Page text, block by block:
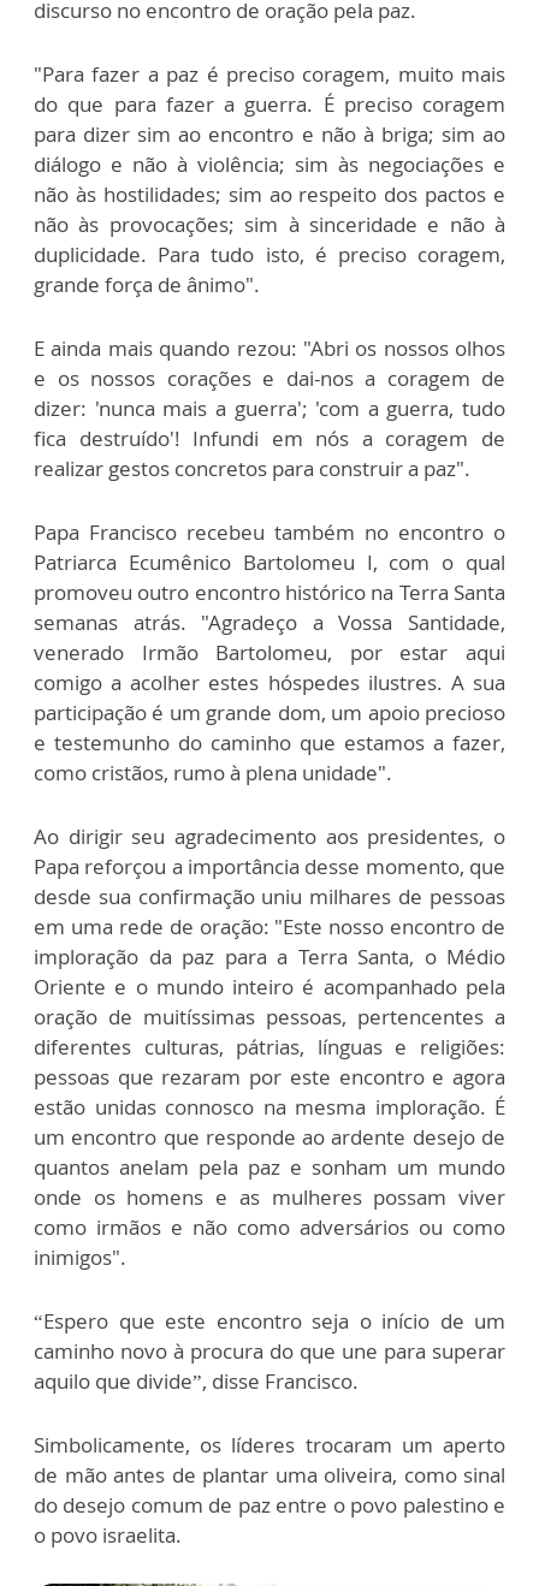
discurso no encontro de oração pela paz.
"Para fazer a paz é preciso coragem, muito mais
do que para fazer a guerra. É preciso coragem
para dizer sim ao encontro e não à briga; sim ao
diálogo e não à violência; sim às negociações e
não às hostilidades; sim ao respeito dos pactos e
não às provocações; sim à sinceridade e não à
duplicidade. Para tudo isto, é preciso coragem,
grande força de ânimo".
E ainda mais quando rezou: "Abri os nossos olhos
e os nossos corações e dai-nos a coragem de
dizer: 'nunca mais a guerra'; 'com a guerra, tudo
fica destruído'! Infundi em nós a coragem de
realizar gestos concretos para construir a paz".
Papa Francisco recebeu também no encontro o
Patriarca Ecumênico Bartolomeu I, com o qual
promoveu outro encontro histórico na Terra Santa
semanas atrás. "Agradeço a Vossa Santidade,
venerado Irmão Bartolomeu, por estar aqui
comigo a acolher estes hóspedes ilustres. A sua
participação é um grande dom, um apoio precioso
e testemunho do caminho que estamos a fazer,
como cristãos, rumo à plena unidade".
Ao dirigir seu agradecimento aos presidentes, o
Papa reforçou a importância desse momento, que
desde sua confirmação uniu milhares de pessoas
em uma rede de oração: "Este nosso encontro de
imploração da paz para a Terra Santa, o Médio
Oriente e o mundo inteiro é acompanhado pela
oração de muitíssimas pessoas, pertencentes a
diferentes culturas, pátrias, línguas e religiões:
pessoas que rezaram por este encontro e agora
estão unidas connosco na mesma imploração. É
um encontro que responde ao ardente desejo de
quantos anelam pela paz e sonham um mundo
onde os homens e as mulheres possam viver
como irmãos e não como adversários ou como
inimigos".
“Espero que este encontro seja o início de um
caminho novo à procura do que une para superar
aquilo que divide”, disse Francisco.
Simbolicamente, os líderes trocaram um aperto
de mão antes de plantar uma oliveira, como sinal
do desejo comum de paz entre o povo palestino e
o povo israelita.